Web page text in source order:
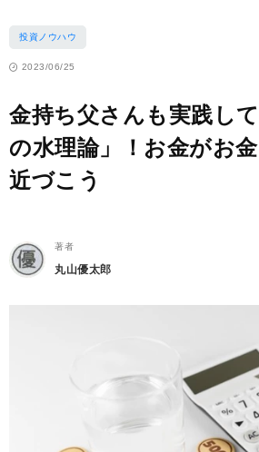
投資ノウハウ
2023/06/25
金持ち父さんも実践し
の水理論」！お金がお
近づこう
著者
丸山優太郎